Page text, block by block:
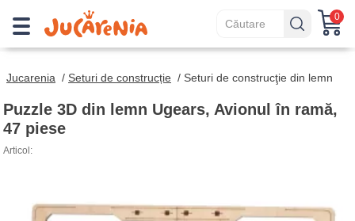
0
Jucarenia / Seturi de construcție / Seturi de construcţie din lemn
Puzzle 3D din lemn Ugears, Avionul în ramă,
47 piese
Articol: